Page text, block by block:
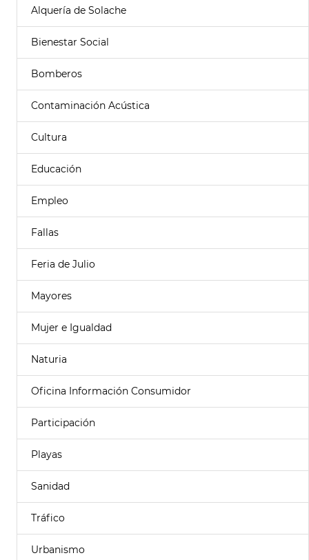
Alquería de Solache
Bienestar Social
Bomberos
Contaminación Acústica
Cultura
Educación
Empleo
Fallas
Feria de Julio
Mayores
Mujer e Igualdad
Naturia
Oficina Información Consumidor
Participación
Playas
Sanidad
Tráfico
Urbanismo